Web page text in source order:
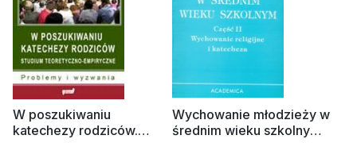
W poszukiwaniu
katechezy rodziców.
Wychowanie młodzieży w
średnim wieku szkolnym,